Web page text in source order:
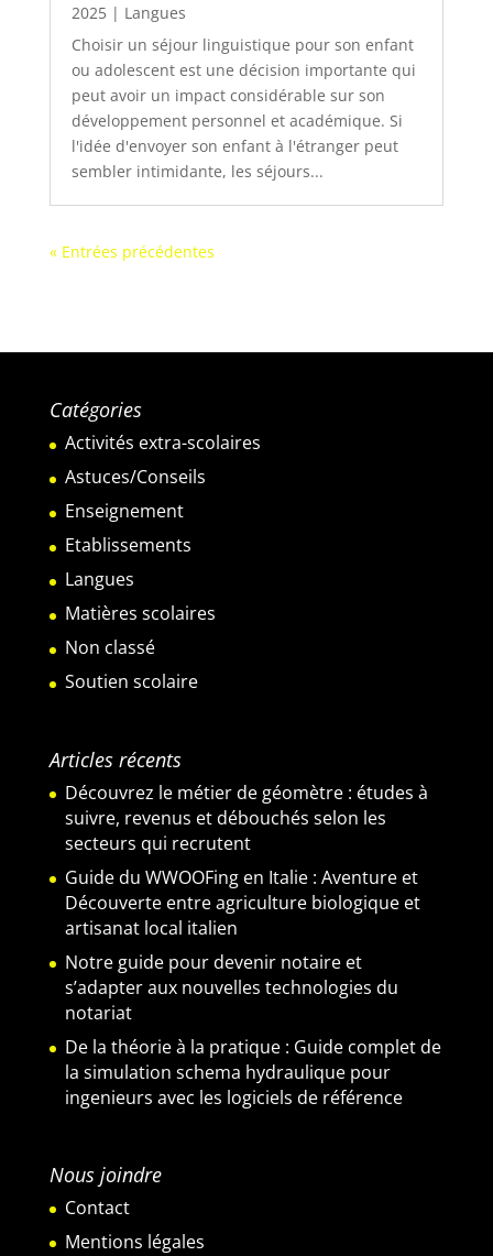
2025| Langues
Choisir un séjour linguistique pour son enfant
ou adolescent est une décision importante qui
peut avoir un impact considérable sur son
développement personnel et académique. Si
l'idée d'envoyer son enfant à l'étranger peut
sembler intimidante, les séjours...
« Entrées précédentes
Catégories
Activités extra-scolaires
Astuces/Conseils
Enseignement
Etablissements
Langues
Matières scolaires
Non classé
Soutien scolaire
Articles récents
Découvrez le métier de géomètre : études à
suivre, revenus et débouchés selon les
secteurs qui recrutent
Guide du WWOOFing en Italie : Aventure et
Découverte entre agriculture biologique et
artisanat local italien
Notre guide pour devenir notaire et
s’adapter aux nouvelles technologies du
notariat
De la théorie à la pratique : Guide complet de
la simulation schema hydraulique pour
ingenieurs avec les logiciels de référence
Nous joindre
Contact
Mentions légales